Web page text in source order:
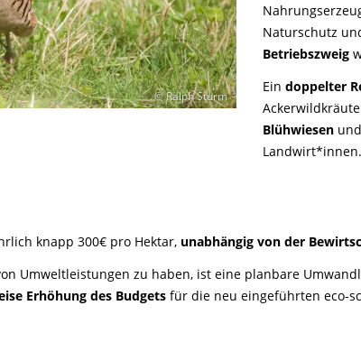
© Ralph Sturm
Naturschutz
Betriebszweig
Ein doppelter
Blühwiesenund
Landwirt*innen.
knapp 300€ pro Hektar, unabhängig von der
Umweltleistungen zu haben, ist eine planbare
Erhöhung des Budgets für die neu eingeführten eco-